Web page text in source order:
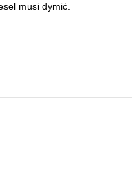
musi dymić.